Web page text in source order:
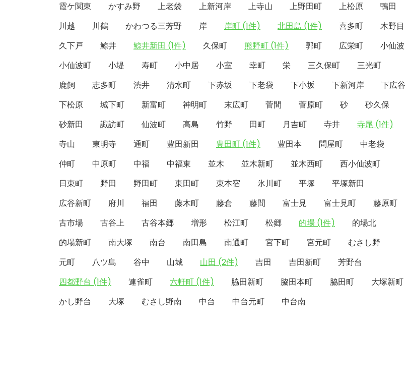
霞ケ関東
かすみ野 上老袋 上新河岸 上寺山 上野田町 上松原
鴨田
川越
川鶴 かわつる三芳野 岸 岸町 (1件) 北田島 (1件) 喜多町
木野目
久下戸
鯨井 鯨井新田 (1件) 久保町 熊野町 (1件) 郭町 広栄町
小仙波
小仙波町
小堤 寿町 小中居 小室 幸町 栄 三久保町
三光町
鹿飼
志多町 渋井 清水町 下赤坂 下老袋 下小坂 下新河岸
下広谷
下松原
城下町 新富町 神明町 末広町 菅間 菅原町 砂
砂久保
砂新田
諏訪町 仙波町 高島 竹野 田町 月吉町 寺井
寺尾 (1件)
寺山
東明寺 通町 豊田新田 豊田町 (1件) 豊田本 問屋町
中老袋
仲町
中原町 中福 中福東 並木 並木新町 並木西町
西小仙波町
日東町
野田 野田町 東田町 東本宿 氷川町 平塚
平塚新田
広谷新町
府川 福田 藤木町 藤倉 藤間 富士見 富士見町
藤原町
古市場
古谷上 古谷本郷 増形 松江町 松郷 的場 (1件)
的場北
的場新町
南大塚 南台 南田島 南通町 宮下町 宮元町
むさし野
元町
八ツ島 谷中 山城 山田 (2件) 吉田 吉田新町
芳野台
四都野台 (1件)
連雀町 六軒町 (1件) 脇田新町 脇田本町 脇田町
大塚新町
かし野台
大塚 むさし野南 中台 中台元町 中台南